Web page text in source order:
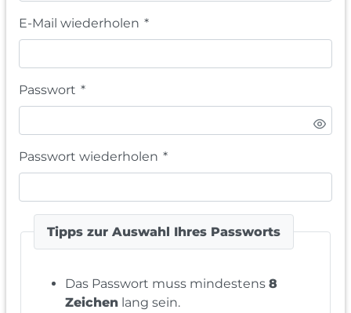
E-Mail wiederholen *
Passwort *
Passwort wiederholen *
Tipps zur Auswahl Ihres Passworts
Das Passwort muss mindestens 8
Zeichen lang sein.